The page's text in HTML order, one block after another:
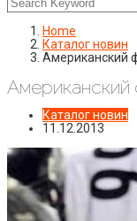
Home
Каталог новин
Американский
Американский
Каталог новин
11.12.2013